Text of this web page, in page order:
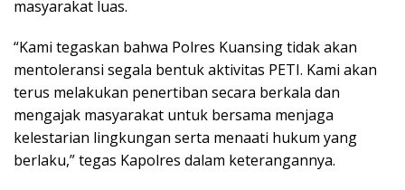
masyarakat luas.
“Kami tegaskan bahwa Polres Kuansing tidak akan
mentoleransi segala bentuk aktivitas PETI. Kami akan
terus melakukan penertiban secara berkala dan
mengajak masyarakat untuk bersama menjaga
kelestarian lingkungan serta menaati hukum yang
berlaku,” tegas Kapolres dalam keterangannya.